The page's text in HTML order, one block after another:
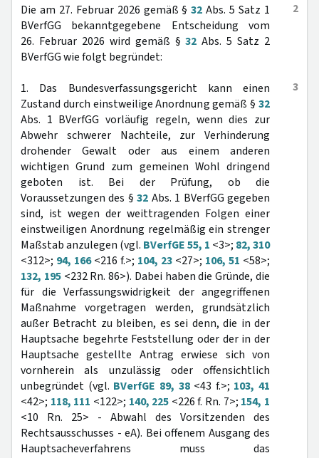
2
Die am 27. Februar 2026 gemäß §32 Abs. 5 Satz 1
BVerfGG bekanntgegebene Entscheidung vom
26. Februar 2026 wird gemäß §32 Abs. 5 Satz 2
BVerfGG wie folgt begründet:
3
1. Das Bundesverfassungsgericht kann einen
Zustand durch einstweilige Anordnung gemäß § 32
Abs. 1 BVerfGG vorläufig regeln, wenn dies zur
Abwehr schwerer Nachteile, zur Verhinderung
drohender Gewalt oder aus einem anderen
wichtigen Grund zum gemeinen Wohl dringend
geboten ist. Bei der Prüfung, ob die
Voraussetzungen des §32 Abs. 1 BVerfGG gegeben
sind, ist wegen der weittragenden Folgen einer
einstweiligen Anordnung regelmäßig ein strenger
Maßstab anzulegen (vgl. BVerfGE 55, 1 <3>; 82, 310
<312>; 94, 166<216 f.>; 104, 23 <27>; 106, 51 <58>;
132, 195<232 Rn. 86>). Dabei haben die Gründe, die
für die Verfassungswidrigkeit der angegriffenen
Maßnahme vorgetragen werden, grundsätzlich
außer Betracht zu bleiben, es sei denn, die in der
Hauptsache begehrte Feststellung oder der in der
Hauptsache gestellte Antrag erwiese sich von
vornherein als unzulässig oder offensichtlich
unbegründet (vgl. BVerfGE 89, 38<43 f.>; 103, 41
<42>; 118, 111 <122>; 140, 225 <226 f. Rn. 7>; 154, 1
<10 Rn. 25> - Abwahl des Vorsitzenden des
Rechtsausschusses - eA). Bei offenem Ausgang des
Hauptsacheverfahrens muss das